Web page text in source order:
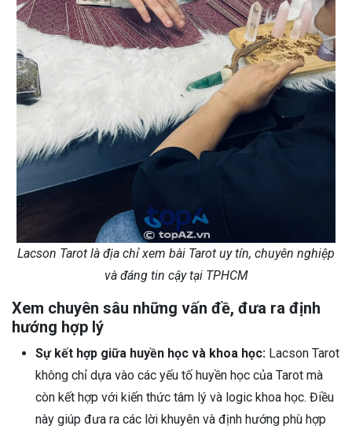
Lacson Tarot là địa chỉ xem bài Tarot uy tín, chuyên nghiệp
và đáng tin cậy tại TPHCM
Xem chuyên sâu những vấn đề, đưa ra định
hướng hợp lý
Sự kết hợp giữa huyền học và khoa học: Lacson Tarot
không chỉ dựa vào các yếu tố huyền học của Tarot mà
còn kết hợp với kiến thức tâm lý và logic khoa học. Điều
này giúp đưa ra các lời khuyên và định hướng phù hợp